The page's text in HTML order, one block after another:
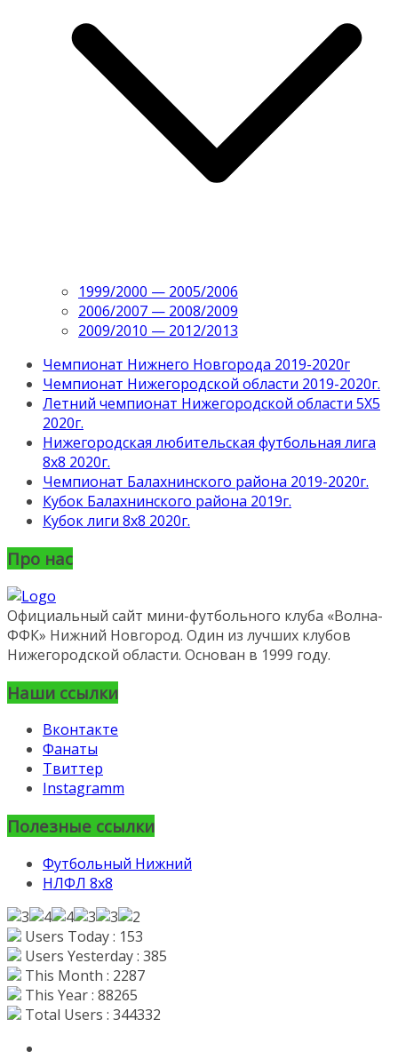
1999/2000 — 2005/2006
2006/2007 — 2008/2009
2009/2010 — 2012/2013
Чемпионат Нижнего Новгорода 2019-2020г
Чемпионат Нижегородской области 2019-2020г.
Летний чемпионат Нижегородской области 5Х5
2020г.
Нижегородская любительская футбольная лига
8х8 2020г.
Чемпионат Балахнинского района 2019-2020г.
Кубок Балахнинского района 2019г.
Кубок лиги 8х8 2020г.
Про нас
Официальный сайт мини-футбольного клуба «Волна-
ФФК» Нижний Новгород. Один из лучших клубов
Нижегородской области. Основан в 1999 году.
Наши ссылки
Вконтакте
Фанаты
Твиттер
Instagramm
Полезные ссылки
Футбольный Нижний
НЛФЛ 8х8
Users Today : 153
Users Yesterday : 385
This Month : 2287
This Year : 88265
Total Users : 344332